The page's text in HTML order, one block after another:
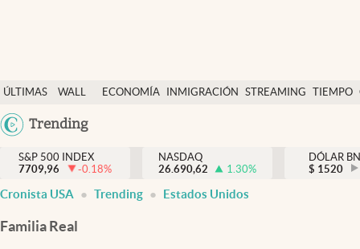
ÚLTIMAS
NOTICIAS
WALL
DÓLAR
ECONOMÍA INMIGRACIÓN STREAMING TIEMPO
México
Trending
Finanzas y economía
Wall Street y dólar
Inmigración
S&P 500 INDEX
7709,96
-0.18%
NASDAQ
26.690,62
1.30%
DÓLAR
$ 1520
Cronista USA Trending Estados Unidos
Familia Real